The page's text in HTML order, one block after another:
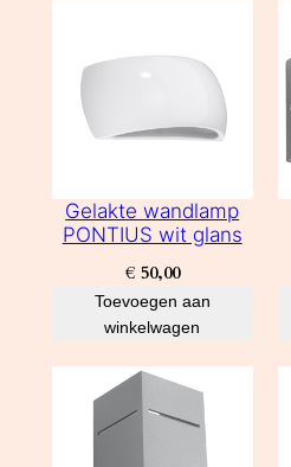
Gelakte wandlamp
PONTIUS wit glans
€ 50,00
Toevoegen aan
winkelwagen